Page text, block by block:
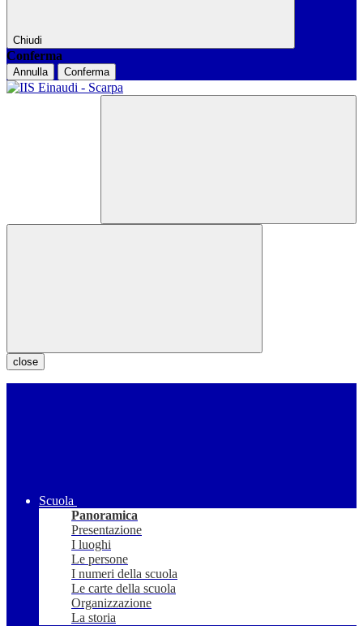
Chiudi
Conferma
Annulla Conferma
close
Scuola
Panoramica
Presentazione
I luoghi
Le persone
I numeri della scuola
Le carte della scuola
Organizzazione
La storia